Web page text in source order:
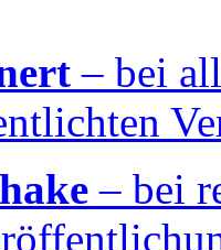
– bei
– bei